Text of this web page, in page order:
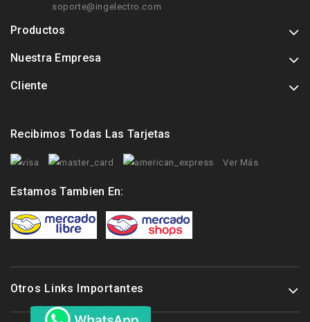
soporte@ingelectro.com
Productos
Nuestra Empresa
Cliente
Recibimos Todas Las Tarjetas
Ver Más
Estamos Tambien En:
Otros Links Importantes